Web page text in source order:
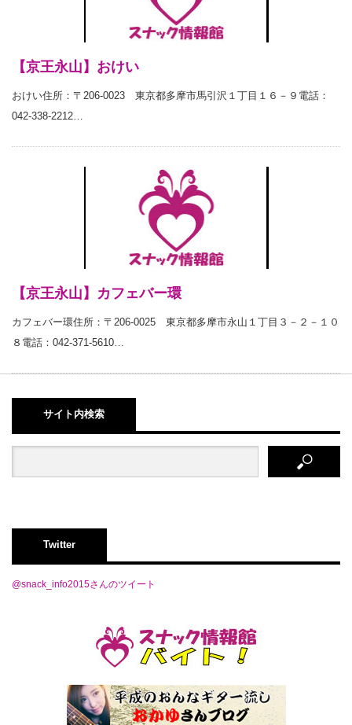
【京王永山】おけい
おけい住所：〒206-0023 東京都多摩市馬引沢１丁目１６－９電話：
042-338-2212…
【京王永山】カフェバー環
カフェバー環住所：〒206-0025 東京都多摩市永山１丁目３－２－１０
８電話：042-371-5610…
サイト内検索
Twitter
@snack_info2015さんのツイート